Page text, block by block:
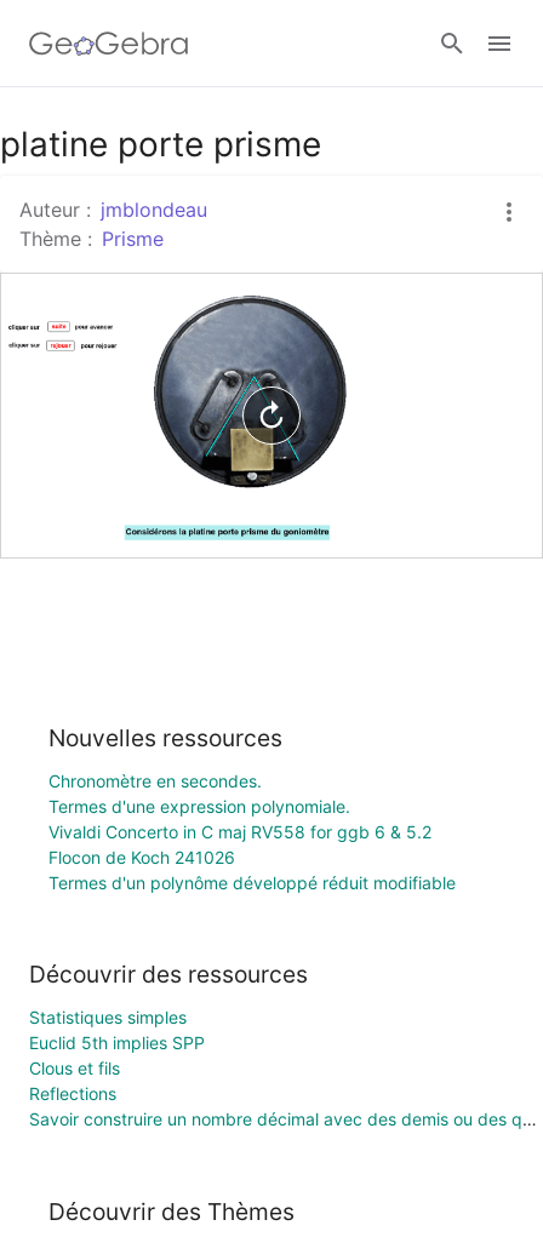
Google Classroom
Classe GeoGebra
Se connecter
platine porte prisme
Auteur : jmblondeau
Thème : Prisme
Nouvelles ressources
Chronomètre en secondes.
Termes d'une expression polynomiale.
Vivaldi Concerto in C maj RV558 for ggb 6 & 5.2
Flocon de Koch 241026
Termes d'un polynôme développé réduit modifiable
Découvrir des ressources
Statistiques simples
Euclid 5th implies SPP
Clous et fils
Reflections
Savoir construire un nombre décimal avec des demis ou des quarts
Découvrir des Thèmes